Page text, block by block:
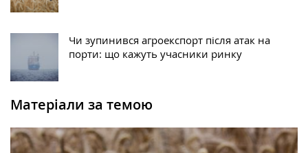
Чи зупинився агроекспорт після атак на
порти: що кажуть учасники ринку
Матеріали за темою